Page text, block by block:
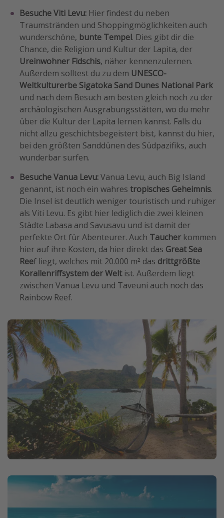
Besuche Viti Levu: Hier findest du neben
Traumstränden und Shoppingmöglichkeiten auch
wunderschöne, bunte Tempel. Dies gibt dir die
Chance, die Religion und Kultur der Lapita, der
Ureinwohner Fidschis, näher kennenzulernen.
Außerdem solltest du zu dem UNESCO-
Weltkulturerbe Sigatoka Sand Dunes National Park
und nach dem Besuch am besten gleich noch zu der
archäologischen Ausgrabungsstätten, wo du mehr
über die Kultur der Lapita lernen kannst. Falls du
nicht allzu geschichtsbegeistert bist, kannst du hier,
bei den größten Sanddünen des Südpazifiks, auch
wunderbar surfen.
Besuche Vanua Levu:Vanua Levu, auch Big Island
genannt, ist noch ein wahres tropisches Geheimnis.
Die Insel ist deutlich weniger touristisch und ruhiger
als Viti Levu. Es gibt hier lediglich die zwei kleinen
Städte Labasa and Savusavu und ist damit der
perfekte Ort für Abenteurer. Auch Taucher kommen
hier auf ihre Kosten, da hier direkt das Great Sea
Reef liegt, welches mit 20.000 m² das drittgrößte
Korallenriffsystem der Weltist. Außerdem liegt
zwischen Vanua Levu und Taveuni auch noch das
Rainbow Reef.